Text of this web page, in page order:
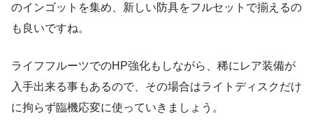
のインゴットを集め、新しい防具をフルセットで揃えるの
も良いですね。
ライフフルーツでのHP強化もしながら、稀にレア装備が
入手出来る事もあるので、その場合はライトディスクだけ
に拘らず臨機応変に使っていきましょう。